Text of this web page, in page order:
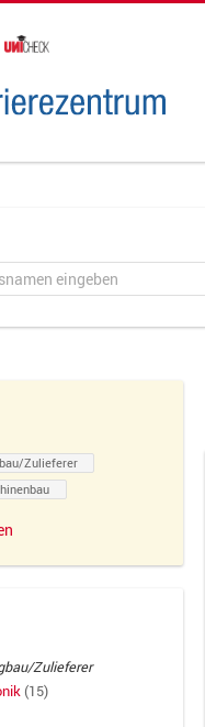
Zulieferer
Zulieferer
(15)